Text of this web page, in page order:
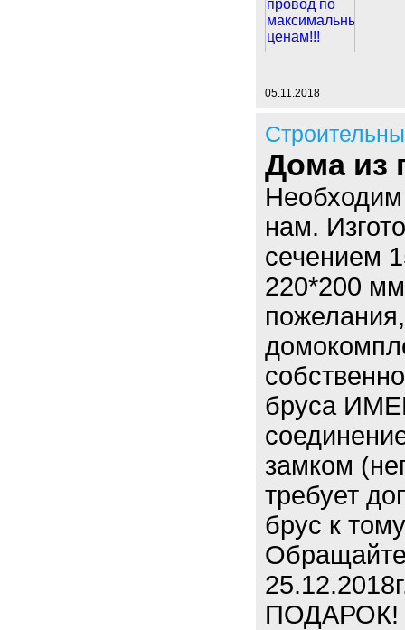
05.11.2018
Дома из
нам.
сечением
220*200
бруса
замком
требует
брус к
ПОДАРОК!